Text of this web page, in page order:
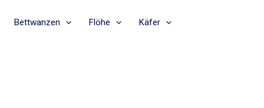
Bettwanzen Flöhe Käfer